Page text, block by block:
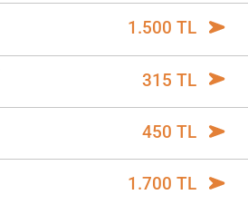
1.500 TL
315 TL
450 TL
1.700 TL